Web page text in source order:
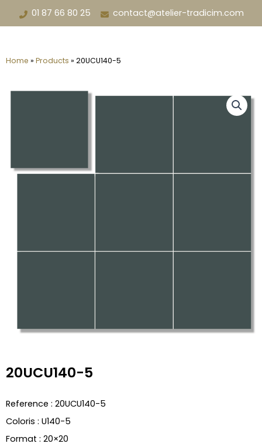
01 87 66 80 25 contact@atelier-tradicim.com
Home » Products » 20UCU140-5
20UCU140-5
Reference : 20UCU140-5
Coloris : U140-5
Format : 20×20